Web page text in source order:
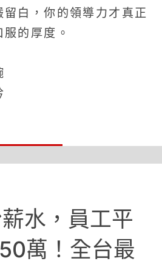
白，你的領導力才真正
的厚度。
水，員工平
萬！全台最